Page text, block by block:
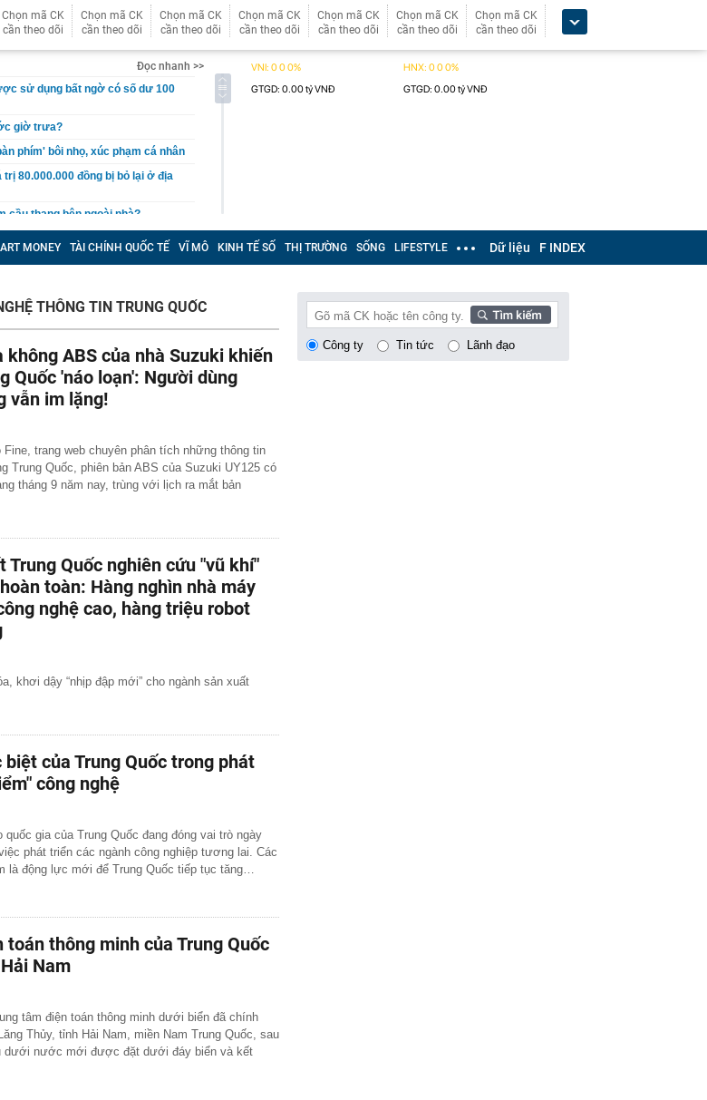
Chọn mã CK
cần theo dõi
Chọn mã CK
cần theo dõi
Chọn mã CK
cần theo dõi
Chọn mã CK
cần theo dõi
Chọn mã CK
cần theo dõi
Chọn mã CK
cần theo dõi
Chọn mã CK
cần theo dõi
Đọc nhanh >>
sử dụng bất ngờ có số dư 100
giờ trưa?
phím' bôi nhọ, xúc phạm cá nhân
80.000.000 đồng bị bỏ lại ở địa
cầu thang bên ngoài nhà?
hơn
trước nhà nhưng không bao
cáo" nhưng lại rất đáng mua
hôm nay thứ Sáu ngày 7/8/2026
20 năm, người đàn ông 53 tuổi
càng tốt là lời khuyên dễ khiến
nhà băng hàng nghìn tỷ đồng
Thu Trang SN 1989
hàng trên sàn thương mại điện
án dịp Quốc khánh 2/9
MONEY TÀI CHÍNH QUỐC TẾ VĨ MÔ KINH TẾ SỐ THỊ TRƯỜNG SỐNG LIFESTYLE Dữ liệu F INDEX
THÔNG TIN TRUNG QUỐC
không ABS của nhà Suzuki khiến
Quốc 'náo loạn': Người dùng
vẫn im lặng!
trang web chuyên phân tích những thông tin
Trung Quốc, phiên bản ABS của Suzuki UY125 có
tháng 9 năm nay, trùng với lịch ra mắt bản
Trung Quốc nghiên cứu "vũ khí"
toàn: Hàng nghìn nhà máy
nghệ cao, hàng triệu robot
khơi dậy “nhịp đập mới” cho ngành sản xuất
của Trung Quốc trong phát
công nghệ
quốc gia của Trung Quốc đang đóng vai trò ngày
phát triển các ngành công nghiệp tương lai. Các
là động lực mới để Trung Quốc tiếp tục tăng…
thông minh của Trung Quốc
Nam
tâm điện toán thông minh dưới biển đã chính
Thủy, tỉnh Hải Nam, miền Nam Trung Quốc, sau
dưới nước mới được đặt dưới đáy biển và kết
Công ty Tin tức Lãnh đạo